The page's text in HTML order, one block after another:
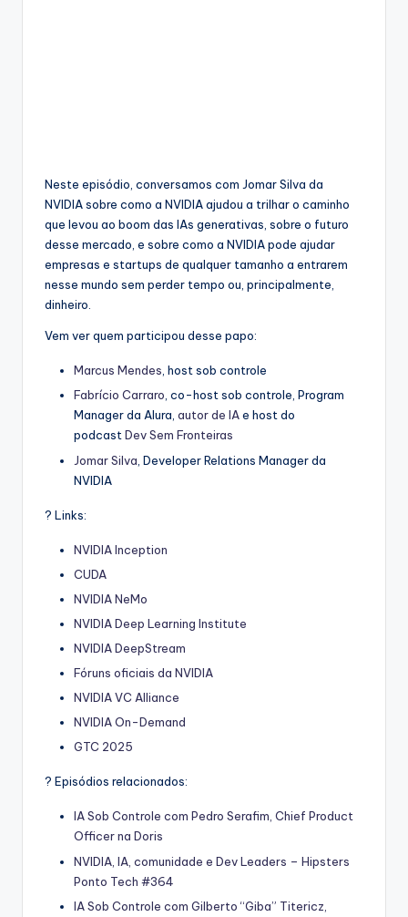
Neste episódio, conversamos com Jomar Silva da
NVIDIA sobre como a NVIDIA ajudou a trilhar o caminho
que levou ao boom das IAs generativas, sobre o futuro
desse mercado, e sobre como a NVIDIA pode ajudar
empresas e startups de qualquer tamanho a entrarem
nesse mundo sem perder tempo ou, principalmente,
dinheiro.
Vem ver quem participou desse papo:
Marcus Mendes, host sob controle
Fabrício Carraro, co-host sob controle, Program
Manager da Alura, autor de IAe host do
podcastDev Sem Fronteiras
Jomar Silva , Developer Relations Manager da
NVIDIA
? Links:
NVIDIA Inception
CUDA
NVIDIA NeMo
NVIDIA Deep Learning Institute
NVIDIA DeepStream
Fóruns oficiais da NVIDIA
NVIDIA VC Alliance
NVIDIA On-Demand
GTC 2025
? Episódios relacionados:
IA Sob Controle com Pedro Serafim, Chief Product
Officer na Doris
NVIDIA, IA, comunidade e Dev Leaders – Hipsters
Ponto Tech #364
IA Sob Controle com Gilberto “Giba” Titericz,